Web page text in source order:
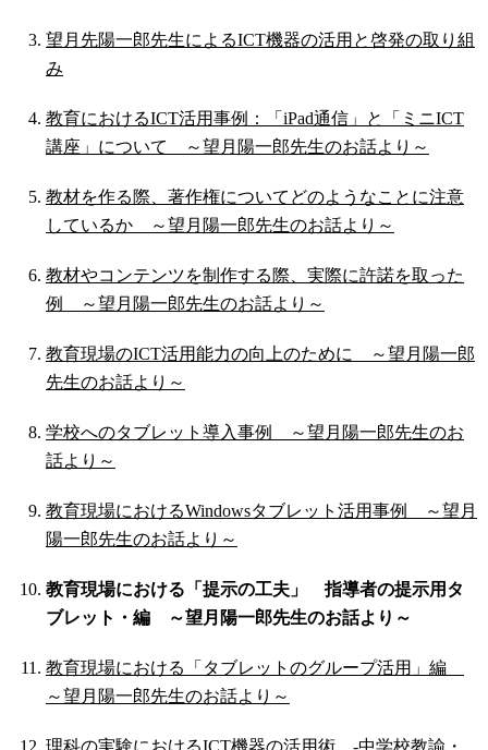
望月先陽一郎先生によるICT機器の活用と啓発の取り組
み
教育におけるICT活用事例：「iPad通信」と「ミニICT
講座」について ～望月陽一郎先生のお話より～
教材を作る際、著作権についてどのようなことに注意
しているか ～望月陽一郎先生のお話より～
教材やコンテンツを制作する際、実際に許諾を取った
例 ～望月陽一郎先生のお話より～
教育現場のICT活用能力の向上のために ～望月陽一郎
先生のお話より～
学校へのタブレット導入事例 ～望月陽一郎先生のお
話より～
教育現場におけるWindowsタブレット活用事例 ～望月
陽一郎先生のお話より～
教育現場における「提示の工夫」 指導者の提示用タ
ブレット・編 ～望月陽一郎先生のお話より～
教育現場における「タブレットのグループ活用」編
～望月陽一郎先生のお話より～
理科の実験におけるICT機器の活用術 ‐中学校教諭・